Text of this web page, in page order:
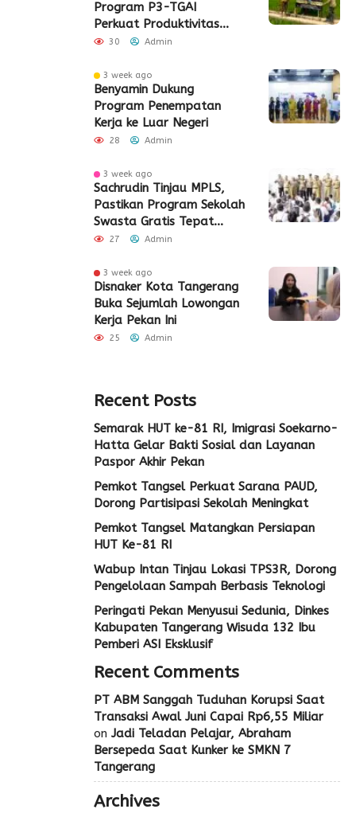
Program P3-TGAI
Perkuat Produktivitas
Pertanian di Lebak
30 Admin
3 week ago
Benyamin Dukung
Program Penempatan
Kerja ke Luar Negeri
28 Admin
3 week ago
Sachrudin Tinjau MPLS,
Pastikan Program Sekolah
Swasta Gratis Tepat
Sasaran
27 Admin
3 week ago
Disnaker Kota Tangerang
Buka Sejumlah Lowongan
Kerja Pekan Ini
25 Admin
Recent Posts
Semarak HUT ke-81 RI, Imigrasi Soekarno-
Hatta Gelar Bakti Sosial dan Layanan
Paspor Akhir Pekan
Pemkot Tangsel Perkuat Sarana PAUD,
Dorong Partisipasi Sekolah Meningkat
Pemkot Tangsel Matangkan Persiapan
HUT Ke-81 RI
Wabup Intan Tinjau Lokasi TPS3R, Dorong
Pengelolaan Sampah Berbasis Teknologi
Peringati Pekan Menyusui Sedunia, Dinkes
Kabupaten Tangerang Wisuda 132 Ibu
Pemberi ASI Eksklusif
Recent Comments
PT ABM Sanggah Tuduhan Korupsi Saat
Transaksi Awal Juni Capai Rp6,55 Miliar
on Jadi Teladan Pelajar, Abraham
Bersepeda Saat Kunker ke SMKN 7
Tangerang
Archives